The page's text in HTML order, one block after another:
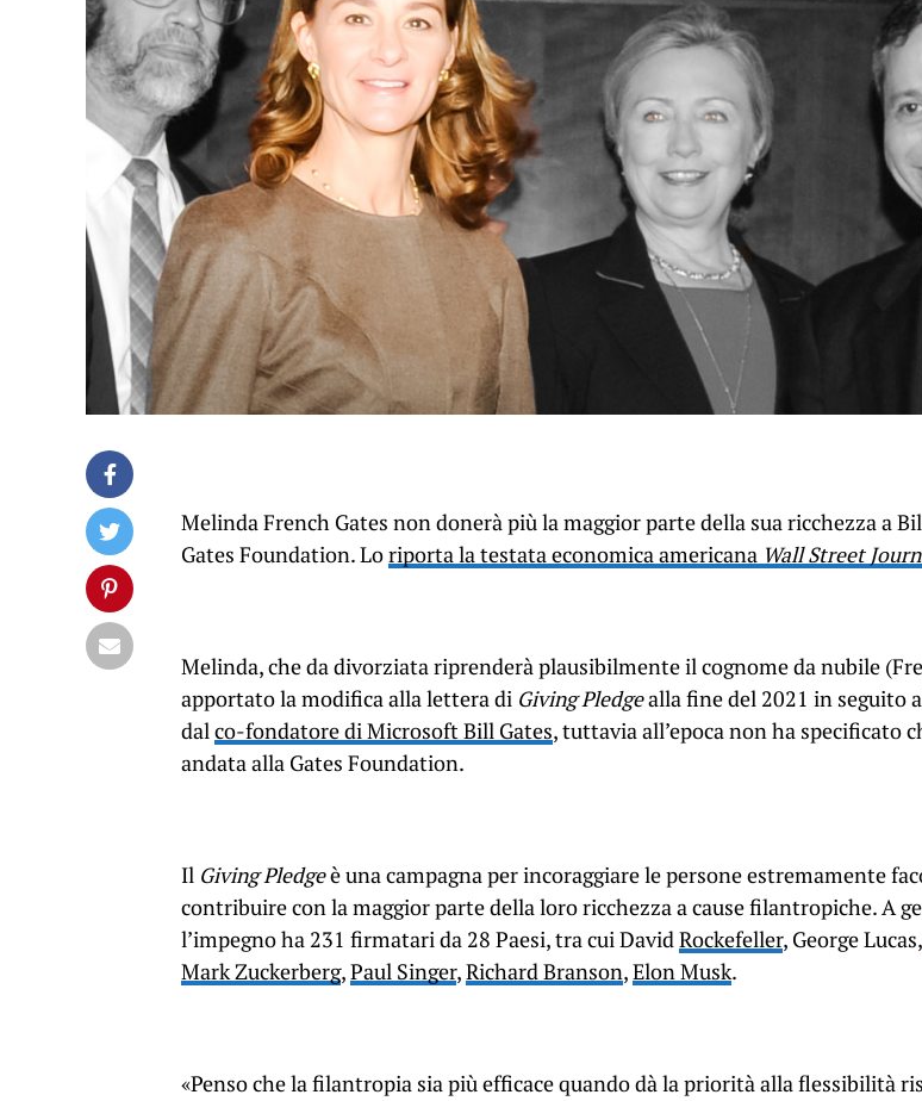
Melinda French Gates non donerà più la maggior parte della sua ricchezza a
Gates Foundation. Loriporta la testata economica americana Wall Street
Melinda, che da divorziata riprenderà plausibilmente il cognome da nubile
apportato la modifica alla lettera di Giving Pledgealla fine del 2021 in seguito
dalco-fondatore di Microsoft Bill Gates, tuttavia all’epoca non ha specificato
andata alla Gates Foundation.
Il Giving Pledgeè una campagna per incoraggiare le persone estremamente
contribuire con la maggior parte della loro ricchezza a cause filantropiche. A
l’impegno ha 231 firmatari da 28 Paesi, tra cui DavidRockefeller, George Lucas,
Mark Zuckerberg,Paul Singer,Richard Branson,Elon Musk.
«Penso che la filantropia sia più efficace quando dà la priorità alla flessibilità